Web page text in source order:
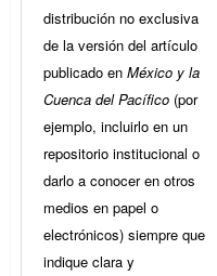
distribución no exclusiva
de la versión del artículo
publicado en México y la
Cuenca del Pacífico (por
ejemplo, incluirlo en un
repositorio institucional o
darlo a conocer en otros
medios en papel o
electrónicos) siempre que
indique clara y